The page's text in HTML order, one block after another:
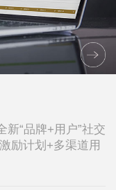
“品牌+用户”社交
励计划+多渠道用